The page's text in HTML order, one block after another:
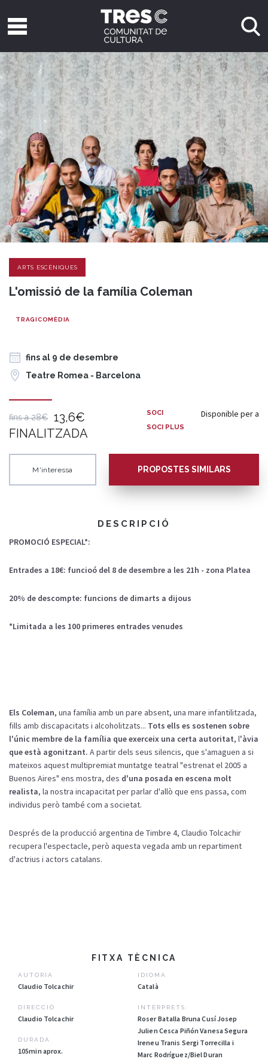
ARTS ESCÈNIQUES
L'omissió de la família Coleman
TRAGICOMÈDIA
fins al 9 de desembre
Teatre Romea - Barcelona
fins a 28€
13,6€
FINALITZADA
Disponible per a
SOCI
SOCI PLUS
M'interessa PROPOSTES SIMILARS
DESCRIPCIÓ
PROMOCIÓ ESPECIAL*:
Entrades a 18€: funcioó del 8 de desembre a les 21h - zona Platea
20% de descompte: funcions de dimarts a dijous
*Limitada a les 100 primeres entrades venudes
Els Coleman, una família amb un pare absent, una mare infantilitzada,
fills amb discapacitats i alcoholitzats... Tots ells es sostenen sobre
l'únic membre de la família que exerceix una certa autoritat, l'àvia
que està agonitzant. A partir dels seus silencis, que s'amaguen a si
mateixos aquest multipremiat muntatge teatral "estrenat el 2005 a
Buenos Aires" ens mostra, des d'una posada en escena molt
realista, la nostra incapacitat per parlar d'allò que ens passa, com
individus però també com a societat.
Després de la producció argentina de Timbre 4, Claudio Tolcachir
recupera l'espectacle, però aquesta vegada amb un repartiment
d'actrius i actors catalans.
FITXA TÈCNICA
AUTORIA
Claudio Tolcachir
DIRECCIÓ
Claudio Tolcachir
DURADA
105min aprox.
IDIOMA
Català
INTÈRPRETS:
Roser Batalla Bruna Cusí Josep
Julien Cesca Piñón Vanesa Segura
Ireneu Tranis Sergi Torrecilla i
Marc Rodríguez/Biel Duran